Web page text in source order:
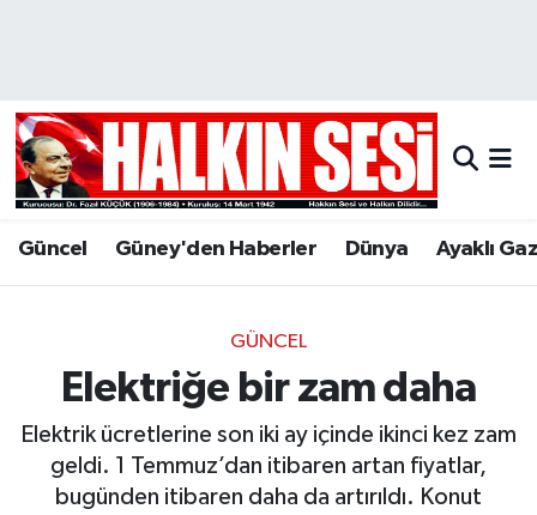
Güncel Güney'den Haberler Dünya Ayaklı
GÜNCEL
Elektriğe bir zam daha
Elektrik ücretlerine son iki ay içinde ikinci kez zam
geldi. 1 Temmuz’dan itibaren artan fiyatlar,
bugünden itibaren daha da artırıldı. Konut
Hava Durumu
Trafik Durumu
Son Dakika Haberleri
Haber Arşivi